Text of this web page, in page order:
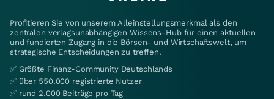
Profitieren Sie von unserem Alleinstellungsmerkmal als den
zentralen verlagsunabhängigen Wissens-Hub für einen aktuellen
und fundierten Zugang in die Börsen- und Wirtschaftswelt, um
strategische Entscheidungen zu treffen.
✅ Größte Finanz-Community Deutschlands
✅ über 550.000 registrierte Nutzer
✅ rund 2.000 Beiträge pro Tag